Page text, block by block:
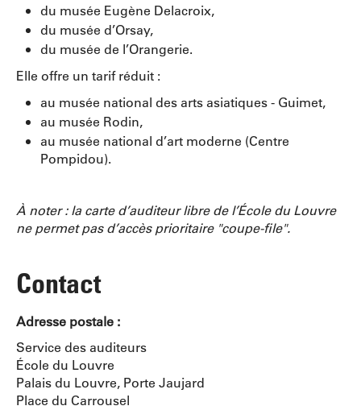
du musée Eugène Delacroix,
du musée d’Orsay,
du musée de l’Orangerie.
Elle offre un tarif réduit :
au musée national des arts asiatiques - Guimet,
au musée Rodin,
au musée national d’art moderne (Centre
Pompidou).
À noter : la carte d’auditeur libre de l’École du Louvre
ne permet pas d’accès prioritaire "coupe-file".
Contact
Adresse postale :
Service des auditeurs
École du Louvre
Palais du Louvre, Porte Jaujard
Place du Carrousel